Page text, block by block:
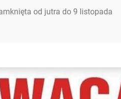
od jutra do 9 listopada